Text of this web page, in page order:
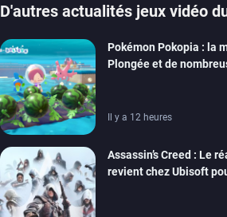
D'autres actualités jeux vidéo
Pokémon Pokopia : la
Plongée et de
Il y a 12 heures
Assassin’s Creed : Le
revient chez Ubisoft